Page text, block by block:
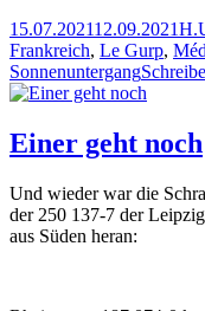
Veröffentlicht
am
15.07.202112.09.2021H.
Frankreich, Le Gurp,
Sonnenuntergang
Einer geht noch
Und wieder war die
der 250 137-7 der
aus Süden heran: